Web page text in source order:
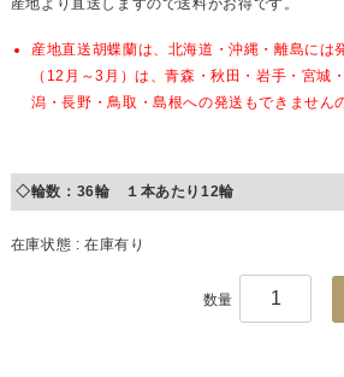
産地より直送しますので送料がお得です。
産地直送胡蝶蘭は、北海道・沖縄・離島には
（12月～3月）は、青森・秋田・岩手・宮城
潟・長野・鳥取・島根への発送もできません
◇輪数：36輪 １本あたり12輪
在庫状態 : 在庫有り
数量